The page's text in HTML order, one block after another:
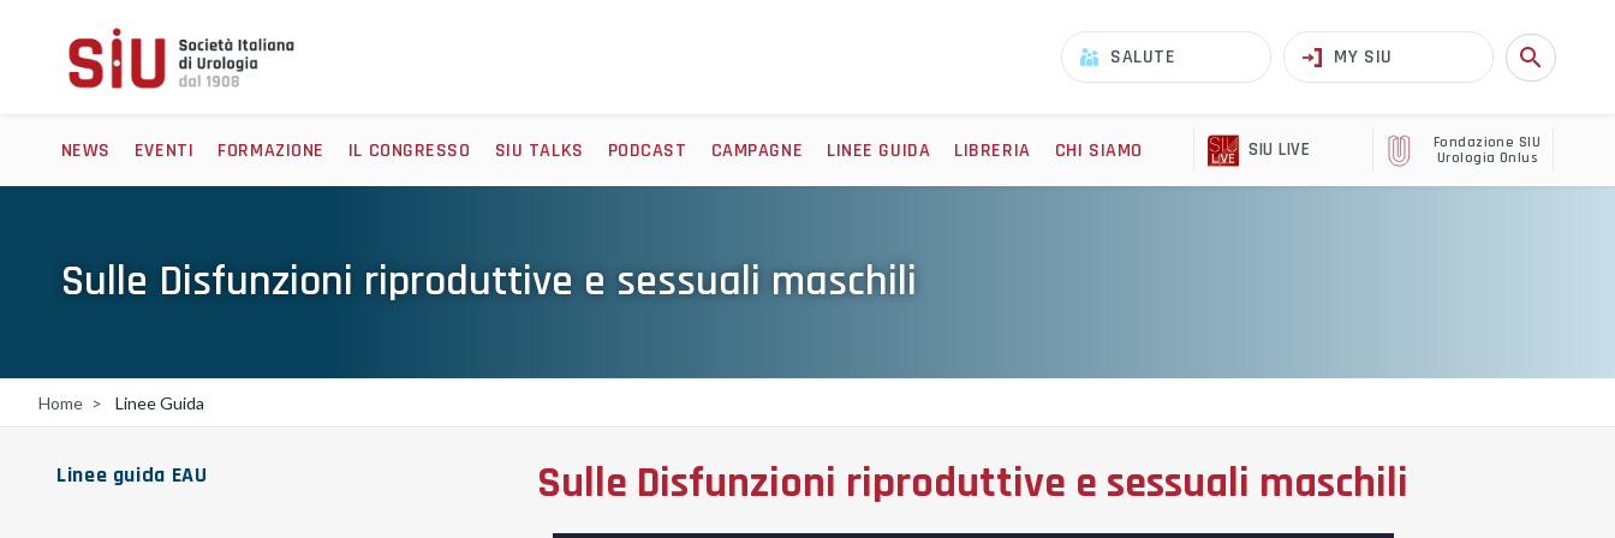
SALUTE MY SIU search
NEWS EVENTI FORMAZIONE IL CONGRESSO SIU TALKS PODCAST CAMPAGNE LINEE GUIDA LIBRERIA CHI SIAMO SIU LIVE
Fondazione SIU
Urologia Onlus
Sulle Disfunzioni riproduttive e sessuali maschili
Home Linee Guida
Linee guida EAU Sulle Disfunzioni riproduttive e sessuali maschili